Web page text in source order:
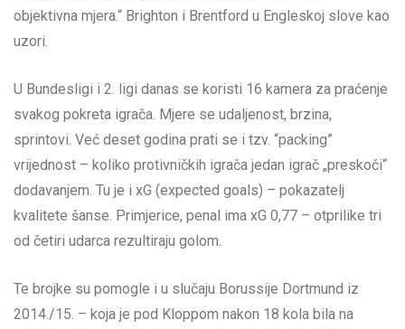
objektivna mjera.“ Brighton i Brentford u Engleskoj slove kao
uzori.
U Bundesligi i 2. ligi danas se koristi 16 kamera za praćenje
svakog pokreta igrača. Mjere se udaljenost, brzina,
sprintovi. Već deset godina prati se i tzv. “packing”
vrijednost – koliko protivničkih igrača jedan igrač „preskoči“
dodavanjem. Tu je i xG (expected goals) – pokazatelj
kvalitete šanse. Primjerice, penal ima xG 0,77 – otprilike tri
od četiri udarca rezultiraju golom.
Te brojke su pomogle i u slučaju Borussije Dortmund iz
2014./15. – koja je pod Kloppom nakon 18 kola bila na